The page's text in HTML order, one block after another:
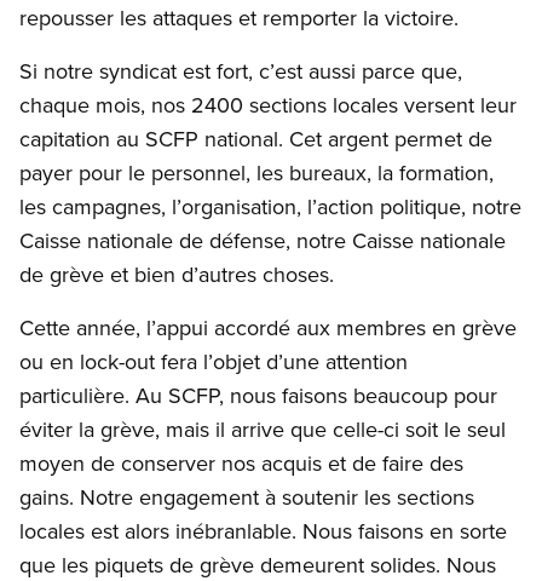
repousser les attaques et remporter la victoire.
Si notre syndicat est fort, c’est aussi parce que,
chaque mois, nos 2400 sections locales versent leur
capitation au SCFP national. Cet argent permet de
payer pour le personnel, les bureaux, la formation,
les campagnes, l’organisation, l’action politique, notre
Caisse nationale de défense, notre Caisse nationale
de grève et bien d’autres choses.
Cette année, l’appui accordé aux membres en grève
ou en lock-out fera l’objet d’une attention
particulière. Au SCFP, nous faisons beaucoup pour
éviter la grève, mais il arrive que celle-ci soit le seul
moyen de conserver nos acquis et de faire des
gains. Notre engagement à soutenir les sections
locales est alors inébranlable. Nous faisons en sorte
que les piquets de grève demeurent solides. Nous